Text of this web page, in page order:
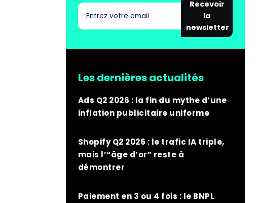
Recevoir
la
newsletter
Les dernières actualités
Ads Q2 2026 : la fin du mythe d’une
inflation publicitaire uniforme
Shopify Q2 2026 : le trafic IA triple,
mais l’“âge d’or” reste à
démontrer
Paiement en 3 ou 4 fois : le BNPL